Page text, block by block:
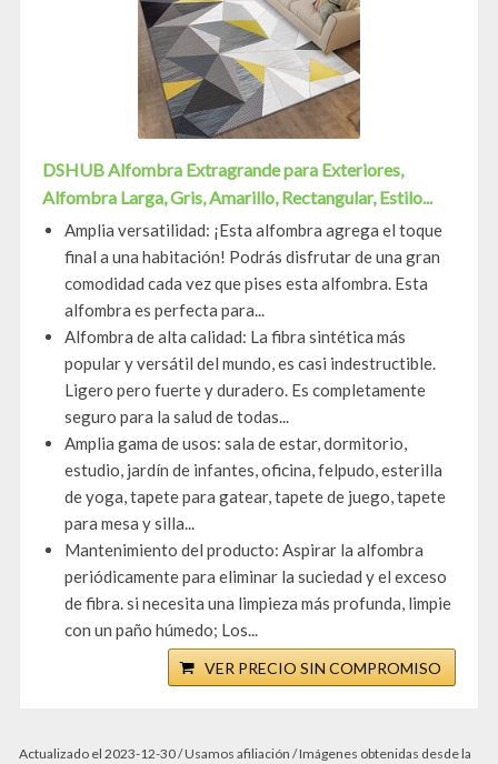
DSHUB Alfombra Extragrande para Exteriores,
Alfombra Larga, Gris, Amarillo, Rectangular, Estilo...
Amplia versatilidad: ¡Esta alfombra agrega el toque
final a una habitación! Podrás disfrutar de una gran
comodidad cada vez que pises esta alfombra. Esta
alfombra es perfecta para...
Alfombra de alta calidad: La fibra sintética más
popular y versátil del mundo, es casi indestructible.
Ligero pero fuerte y duradero. Es completamente
seguro para la salud de todas...
Amplia gama de usos: sala de estar, dormitorio,
estudio, jardín de infantes, oficina, felpudo, esterilla
de yoga, tapete para gatear, tapete de juego, tapete
para mesa y silla...
Mantenimiento del producto: Aspirar la alfombra
periódicamente para eliminar la suciedad y el exceso
de fibra. si necesita una limpieza más profunda, limpie
con un paño húmedo; Los...
VER PRECIO SIN COMPROMISO
Actualizado el 2023-12-30 / Usamos afiliación / Imágenes obtenidas desde la